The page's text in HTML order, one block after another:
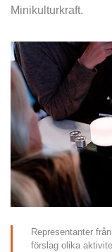
Minikulturkraft.
Representanter
förslag olika